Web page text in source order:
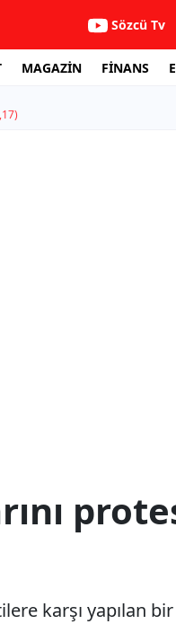
Sözcü Tv
MAGAZİN FİNANS
karşı yapılan